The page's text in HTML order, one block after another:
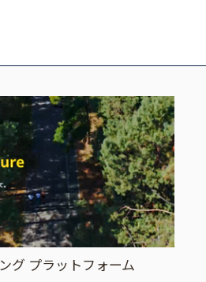
グ プラットフォーム